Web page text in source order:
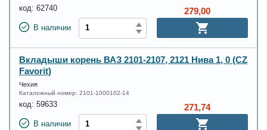
код: 62740
В наличии
279,00
Вкладыши корень ВАЗ 2101-2107, 2121 Нива 1, 0 (CZ
Favorit)
Чехия
Каталожный номер: 2101-1000102-14
код: 59633
В наличии
271,74